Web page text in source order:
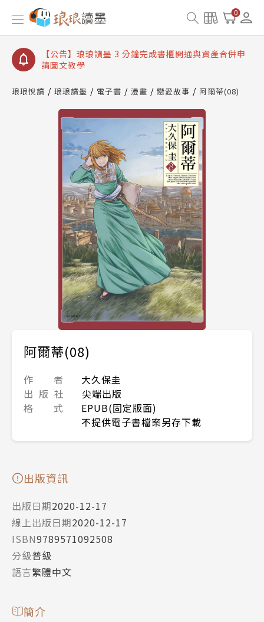
0
【公告】琅琅讀墨數位閱讀資產合併與書櫃開通申請
【公告】琅琅讀墨書櫃開通常見問題
【公告】琅琅讀墨 3 分鐘完成書櫃開通與資產合併申
請圖文教學
查詢
【公告】琅琅讀墨數位閱讀資產合併與書櫃開通申請
琅琅悅讀 琅琅讀墨 電子書 漫畫 戀愛故事 阿爾蒂(08)
阿爾蒂(08)
作 者
大久保圭
出 版 社
尖端出版
格 式
EPUB(固定版面)
不提供電子書檔案另存下載
出版資訊
出版日期2020-12-17
線上出版日期2020-12-17
ISBN9789571092508
分級普級
語言繁體中文
簡介